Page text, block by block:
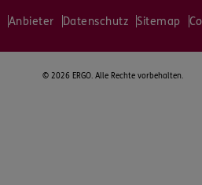
Anbieter Datenschutz Sitemap
© 2026 ERGO. Alle Rechte vorbehalten.